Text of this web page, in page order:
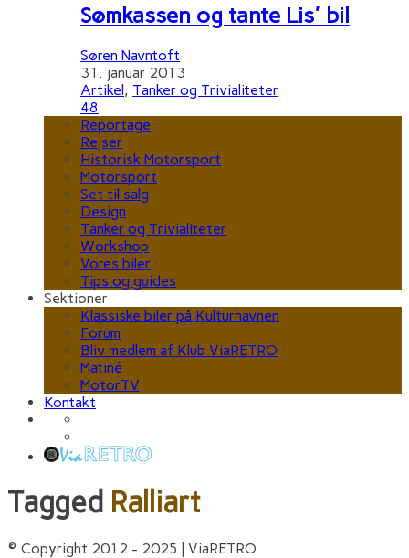
Sømkassen og tante Lis' bil
Søren Navntoft
31. januar 2013
Artikel, Tanker og Trivialiteter
48
Reportage
Rejser
Historisk Motorsport
Motorsport
Set til salg
Design
Tanker og Trivialiteter
Workshop
Vores biler
Tips og guides
Sektioner
Klassiske biler på Kulturhavnen
Forum
Bliv medlem af Klub ViaRETRO
Matiné
MotorTV
Kontakt
Tagged Ralliart
© Copyright 2012 - 2025 | ViaRETRO